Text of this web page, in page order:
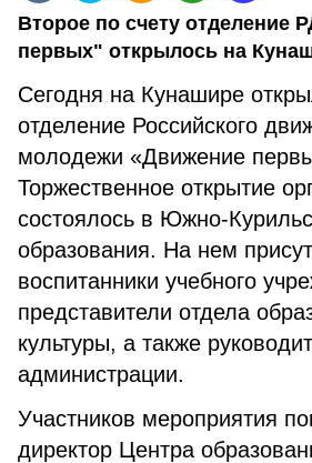
Второе по счету отделение
первых" открылось на
Сегодня на Кунашире
отделение Российского
молодежи «Движение
Торжественное открытие
состоялось в Южно-
образования. На нем
воспитанники учебного
представители отдела
культуры, а также
администрации.
Участников мероприятия
директор Центра